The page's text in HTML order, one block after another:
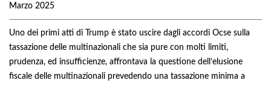
Marzo 2025
Uno dei primi atti di Trump è stato uscire dagli accordi Ocse sulla
tassazione delle multinazionali che sia pure con molti limiti,
prudenza, ed insufficienze, affrontava la questione dell’elusione
fiscale delle multinazionali prevedendo una tassazione minima a